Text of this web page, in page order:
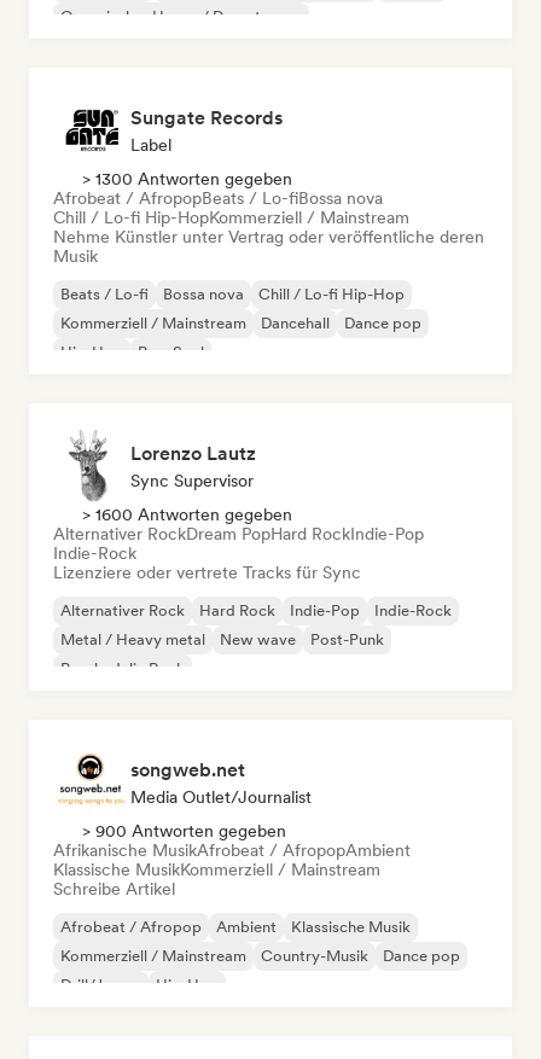
Organischer House / Downtempo
Sungate Records
Label
> 1300 Antworten gegeben
Afrobeat / AfropopBeats / Lo-fiBossa nova
Chill / Lo-fi Hip-HopKommerziell / Mainstream
Nehme Künstler unter Vertrag oder veröffentliche deren
Musik
Beats / Lo-fi Bossa nova
Chill / Lo-fi Hip-Hop
Kommerziell / Mainstream
Dancehall
Dance pop
Hip-Hop
Pop-Soul
Lorenzo Lautz
Sync Supervisor
> 1600 Antworten gegeben
Alternativer RockDream PopHard RockIndie-Pop
Indie-Rock
Lizenziere oder vertrete Tracks für Sync
Alternativer Rock Hard Rock Indie-Pop
Indie-Rock
Metal / Heavy metal
New wave
Post-Punk
Psychedelic Rock
songweb.net
Media Outlet/Journalist
> 900 Antworten gegeben
Afrikanische MusikAfrobeat / AfropopAmbient
Klassische MusikKommerziell / Mainstream
Schreibe Artikel
Afrobeat / Afropop Ambient
Klassische Musik
Kommerziell / Mainstream
Country-Musik
Dance pop
Drill/Jersey
Hip-Hop